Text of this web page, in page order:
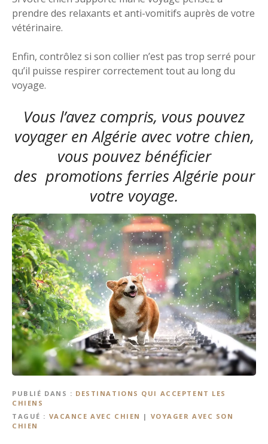
prendre des relaxants et anti-vomitifs auprès de votre
vétérinaire.
Enfin, contrôlez si son collier n’est pas trop serré pour
qu’il puisse respirer correctement tout au long du
voyage.
Vous l’avez compris, vous pouvez
voyager en Algérie avec votre chien,
vous pouvez bénéficier
des promotions ferries Algérie pour
votre voyage.
PUBLIÉ DANS
DESTINATIONS QUI ACCEPTENT LES
CHIENS
TAGUÉ
VACANCE AVEC CHIEN | VOYAGER AVEC SON
CHIEN